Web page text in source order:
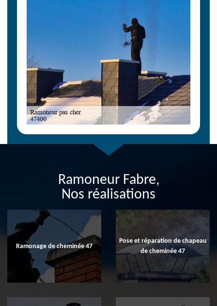
Ramoneur Fabre,
Nos réalisations
Ramonage de cheminée 47
Pose et réparation de chapeau
de cheminée 47